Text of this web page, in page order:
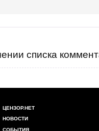
списка
ЦЕНЗОР.НЕТ
НОВОСТИ
СОБЫТИЯ